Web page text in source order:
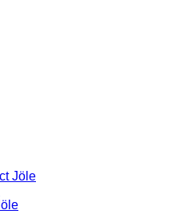
Jöle